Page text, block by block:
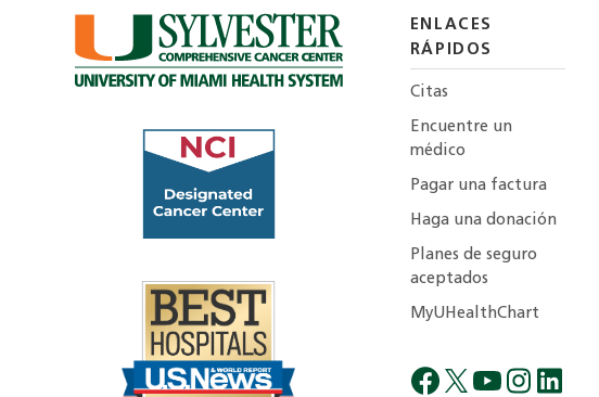
ENLACES
RÁPIDOS
Citas
Encuentre un
médico
Pagar una factura
Haga una donación
Planes de seguro
aceptados
MyUHealthChart